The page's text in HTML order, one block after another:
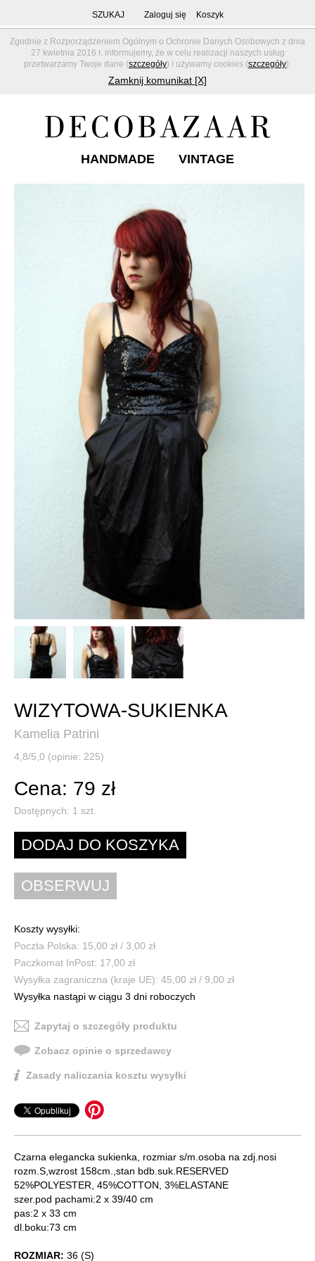
Zgodnie z Rozporządzeniem Ogólnym o Ochronie Danych Osobowych z dnia
27 kwietnia 2016 r. informujemy, że w celu realizacji naszych usług
przetwarzamy Twoje dane (szczegóły) i używamy cookies (szczegóły).
Zamknij komunikat [X]
SZUKAJ Zaloguj się Koszyk
HANDMADE VINTAGE
WIZYTOWA-SUKIENKA
Kamelia Patrini
4,8/5,0 (opinie: 225)
Cena: 79 zł
Dostępnych: 1 szt.
Koszty wysyłki:
Poczta Polska: 15,00 zł / 3,00 zł
Paczkomat InPost: 17,00 zł
Wysyłka zagraniczna (kraje UE): 45,00 zł / 9,00 zł
Wysyłka nastąpi w ciągu 3 dni roboczych
Zapytaj o szczegóły produktu
Zobacz opinie o sprzedawcy
Zasady naliczania kosztu wysyłki
Czarna elegancka sukienka, rozmiar s/m.osoba na zdj.nosi
rozm.S,wzrost 158cm.,stan bdb.suk.RESERVED
52%POLYESTER, 45%COTTON, 3%ELASTANE
szer.pod pachami:2 x 39/40 cm
pas:2 x 33 cm
dl.boku:73 cm
ROZMIAR: 36 (S)